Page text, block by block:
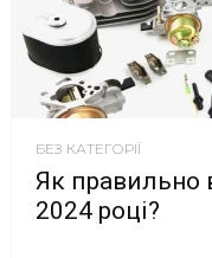
БЕЗ КАТЕГОРІЇ
Як правильно
2024 році?